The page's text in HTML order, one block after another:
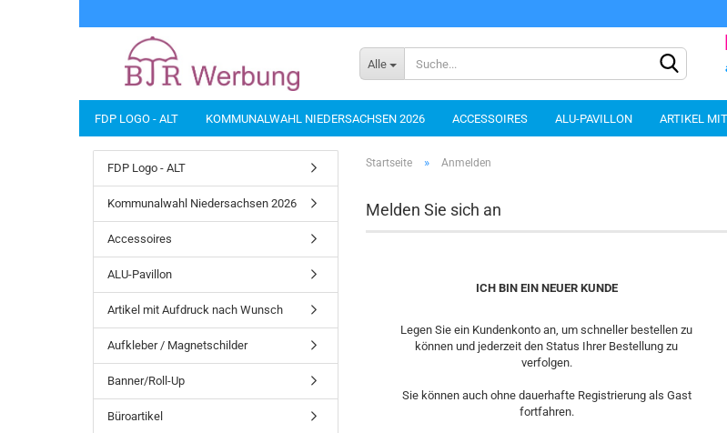
Alle
FDP LOGO - ALT KOMMUNALWAHL NIEDERSACHSEN 2026 ACCESSOIRES ALU-PAVILLON ARTIKEL
BANNER/ROLL-UP BÜROARTIKEL DIES UND DAS... FAHNEN/FLAGS
Startseite » Anmelden
Melden Sie sich an
ICH BIN EIN NEUER KUNDE
Legen Sie ein Kundenkonto an, um schneller bestellen zu
können und jederzeit den Status Ihrer Bestellung zu
verfolgen.
Sie können auch ohne dauerhafte Registrierung als Gast
fortfahren.
FDP Logo - ALT
Kommunalwahl Niedersachsen 2026
Accessoires
ALU-Pavillon
Artikel mit Aufdruck nach Wunsch
Aufkleber / Magnetschilder
Banner/Roll-Up
Büroartikel